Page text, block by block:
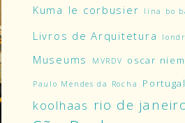
Kuma le corbusier lina bo
Livros de Arquitetura
Museums MVRDV oscar
Paulo Mendes da Rocha Portugal
koolhaas rio de